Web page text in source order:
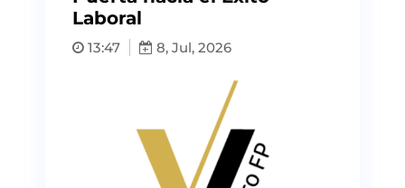
Laboral
13:47 8, Jul, 2026